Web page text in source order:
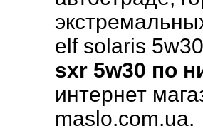
elf solaris
sxr 5w30 по
интернет
maslo.com.ua.